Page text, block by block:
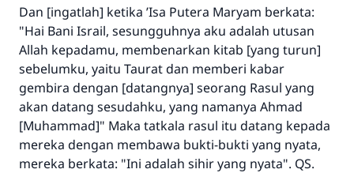
Dan [ingatlah] ketika ’Isa Putera Maryam berkata:
"Hai Bani Israil, sesungguhnya aku adalah utusan
Allah kepadamu, membenarkan kitab [yang turun]
sebelumku, yaitu Taurat dan memberi kabar
gembira dengan [datangnya] seorang Rasul yang
akan datang sesudahku, yang namanya Ahmad
[Muhammad]" Maka tatkala rasul itu datang kepada
mereka dengan membawa bukti-bukti yang nyata,
mereka berkata: "Ini adalah sihir yang nyata". QS.